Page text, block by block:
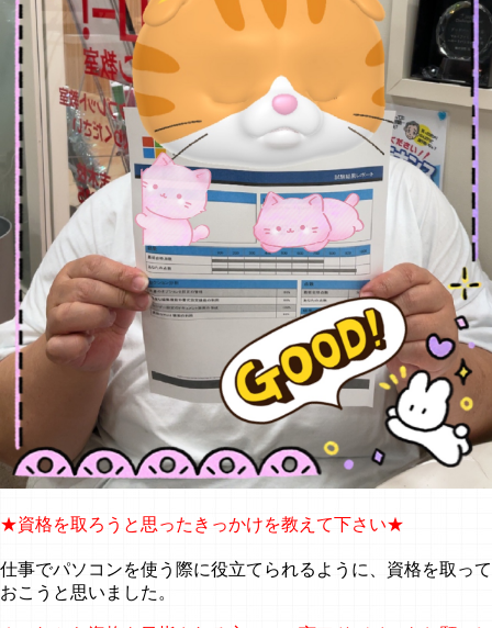
★資格を取ろうと思ったきっかけを教えて下さい★
仕事でパソコンを使う際に役立てられるように、資格を取って
おこうと思いました。